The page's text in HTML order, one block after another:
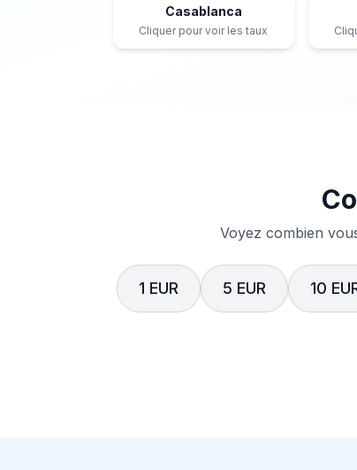
Casablanca
Cliquer pour voir les taux
Voyez combien
1 EUR 5 EUR 10